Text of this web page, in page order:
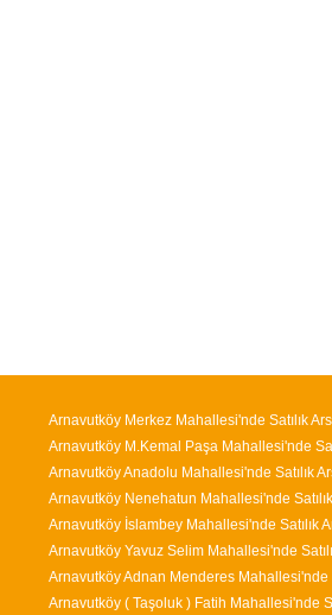
Arnavutköy Merkez Mahallesi'nde Satılık
Arnavutköy Anadolu Mahallesi'nde Satılık